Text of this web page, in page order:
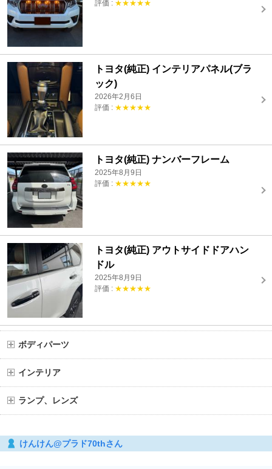
評価 : ★★★★★
トヨタ(純正) インテリアパネル(ブラ
ック)
2026年2月6日
評価 : ★★★★★
トヨタ(純正) ナンバーフレーム
2025年8月9日
評価 : ★★★★★
トヨタ(純正) アウトサイドドアハン
ドル
2025年8月9日
評価 : ★★★★★
ボディパーツ
インテリア
ランプ、レンズ
けんけん@プラド70thさん